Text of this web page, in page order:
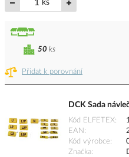
ks
Přidat k porovnání
50 ks
DCK Sada
Kód ELFETEX
EAN
Kód výrobce
Značka